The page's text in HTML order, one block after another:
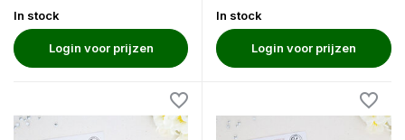
In stock
Login voor prijzen
In stock
Login voor prijzen